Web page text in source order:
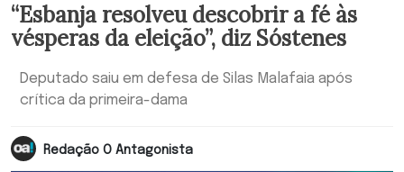
“Esbanja resolveu descobrir a fé às
vésperas da eleição”, diz Sóstenes
Deputado saiu em defesa de Silas Malafaia após
crítica da primeira-dama
Redação O Antagonista